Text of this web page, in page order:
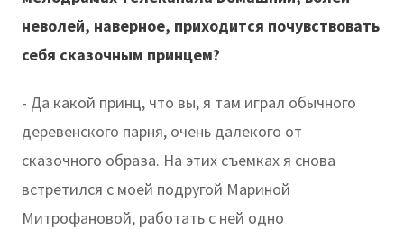
неволей, наверное, приходится почувствовать
себя сказочным принцем?
- Да какой принц, что вы, я там играл обычного
деревенского парня, очень далекого от
сказочного образа. На этих съемках я снова
встретился с моей подругой Мариной
Митрофановой, работать с ней одно